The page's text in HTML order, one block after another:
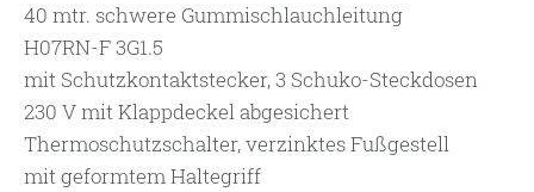
40 mtr. schwere Gummischlauchleitung
H07RN-F 3G1.5
mit Schutzkontaktstecker, 3 Schuko-Steckdosen
230 V mit Klappdeckel abgesichert
Thermoschutzschalter, verzinktes Fußgestell
mit geformtem Haltegriff